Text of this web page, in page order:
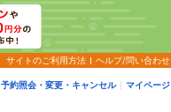
サイトのご利用方法 ヘルプ/問い合わせ
予約照会・変更・キャンセル マイページ